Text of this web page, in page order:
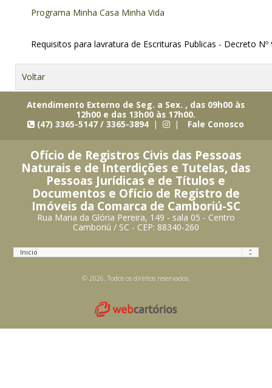
Programa Minha Casa Minha Vida
Requisitos para lavratura de Escrituras Publicas - Decreto
Voltar
Atendimento Externo de Seg. a Sex. , das 09h00 às
12h00 e das 13h00 às 17h00.
(47) 3365-5147 / 3365-3894 |
| Fale Conosco
Ofício de Registros Civis das Pessoas
Naturais e de Interdições e Tutelas, das
Pessoas Jurídicas e de Títulos e
Documentos e Ofício de Registro de
Imóveis da Comarca de Camboriú-SC
Rua Maria da Glória Pereira, 149 - sala 05 - Centro
Camboriú / SC - CEP: 88340-260
© 2026. Todos os direitos reservados.